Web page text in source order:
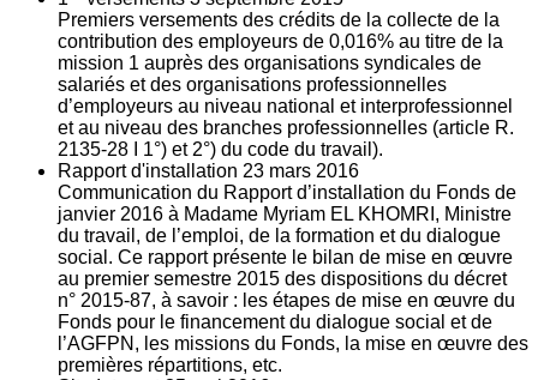
Premiers versements des crédits de la collecte de la
contribution des employeurs de 0,016% au titre de la
mission 1 auprès des organisations syndicales de
salariés et des organisations professionnelles
d’employeurs au niveau national et interprofessionnel
et au niveau des branches professionnelles (article R.
2135‐28 I 1°) et 2°) du code du travail).
Rapport d'installation 23 mars 2016
Communication du Rapport d’installation du Fonds de
janvier 2016 à Madame Myriam EL KHOMRI, Ministre
du travail, de l’emploi, de la formation et du dialogue
social. Ce rapport présente le bilan de mise en œuvre
au premier semestre 2015 des dispositions du décret
n° 2015-87, à savoir : les étapes de mise en œuvre du
Fonds pour le financement du dialogue social et de
l’AGFPN, les missions du Fonds, la mise en œuvre des
premières répartitions, etc.